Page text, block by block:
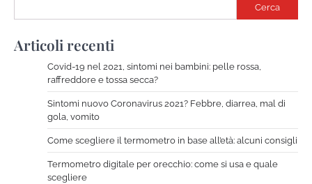
Cerca
Articoli recenti
Covid-19 nel 2021, sintomi nei bambini: pelle rossa,
raffreddore e tossa secca?
Sintomi nuovo Coronavirus 2021? Febbre, diarrea, mal di
gola, vomito
Come scegliere il termometro in base all’età: alcuni consigli
Termometro digitale per orecchio: come si usa e quale
scegliere